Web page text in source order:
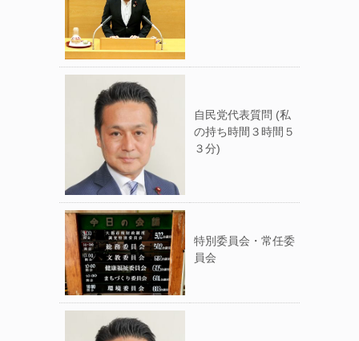
自民党代表質問 (私
の持ち時間３時間５
３分)
特別委員会・常任委
員会